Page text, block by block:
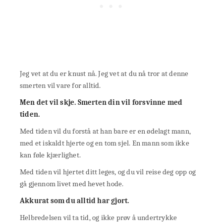
Jeg vet at du er knust nå. Jeg vet at du nå tror at denne
smerten vil vare for alltid.
Men det vil skje. Smerten din vil forsvinne med
tiden.
Med tiden vil du forstå at han bare er en ødelagt mann,
med et iskaldt hjerte og en tom sjel. En mann som ikke
kan føle kjærlighet.
Med tiden vil hjertet ditt leges, og du vil reise deg opp og
gå gjennom livet med hevet hode.
Akkurat som du alltid har gjort.
Helbredelsen vil ta tid, og ikke prøv å undertrykke